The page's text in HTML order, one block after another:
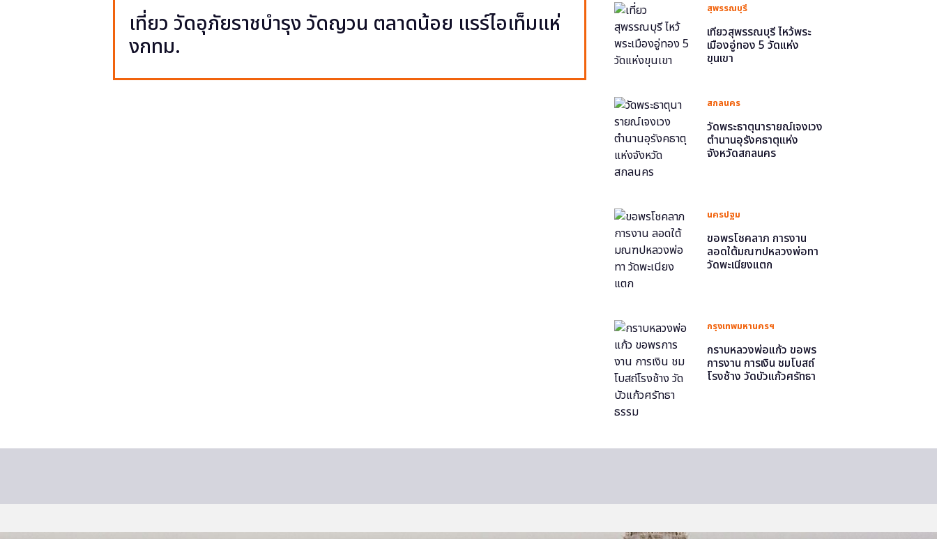
เที่ยว วัดอุภัยราชบำรุง วัดญวน ตลาดน้อย แรร์ไอเท็มแห่
งกทม.
สุพรรณบุรี
เที่ยวสุพรรณบุรี ไหว้พระ
เมืองอู่ทอง 5 วัดแห่ง
ขุนเขา
สกลนคร
วัดพระธาตุนารายณ์เจงเวง
ตำนานอุรังคธาตุแห่ง
จังหวัดสกลนคร
นครปฐม
ขอพรโชคลาภ การงาน
ลอดใต้มณฑปหลวงพ่อทา
วัดพะเนียงแตก
กรุงเทพมหานครฯ
กราบหลวงพ่อแก้ว ขอพร
การงาน การเงิน ชมโบสถ์
โรงช้าง วัดบัวแก้วศรัทธา